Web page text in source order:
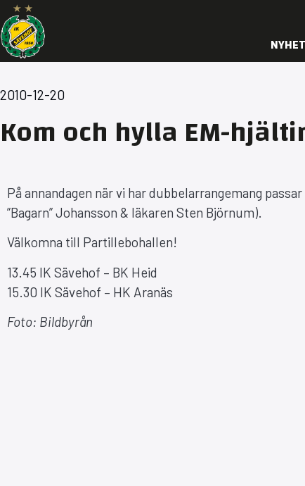
2010-12-20
Kom och hylla EM-
På annandagen när vi har dubbelarrangemang
”Bagarn” Johansson & läkaren Sten Björnum).
Välkomna till Partillebohallen!
13.45 IK Sävehof – BK Heid
15.30 IK Sävehof – HK Aranäs
Foto: Bildbyrån